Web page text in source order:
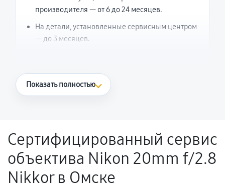
производителя — от 6 до 24 месяцев.
На детали, установленные сервисным центром
— до 3 месяцев.
Что считается гарантийным случаем
Поломка установленной детали при
нормальной эксплуатации в течение
гарантийного срока.
Несоответствие комплектующей заявленным
Показать полностью
Сертифицированный сервис
объектива Nikon 20mm f/2.8
Nikkor в Омске